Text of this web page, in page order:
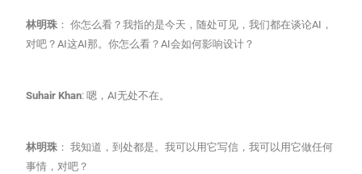
林明珠 ： 你怎么看？我指的是今天，随处可见，我们都在谈论AI，
对吧？AI这AI那。你怎么看？AI会如何影响设计？
Suhair Khan: 嗯，AI无处不在。
林明珠 ： 我知道，到处都是。我可以用它写信，我可以用它做任何
事情，对吧？